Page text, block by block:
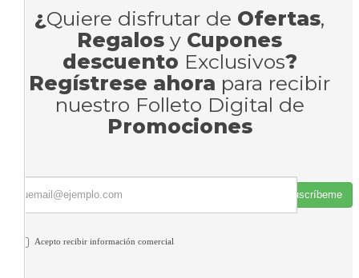
¿Quiere disfrutar de Ofertas,
Regalos y Cupones
descuento Exclusivos?
Regístrese ahora para recibir
nuestro Folleto Digital de
Promociones
Suscríbeme
Acepto recibir información comercial